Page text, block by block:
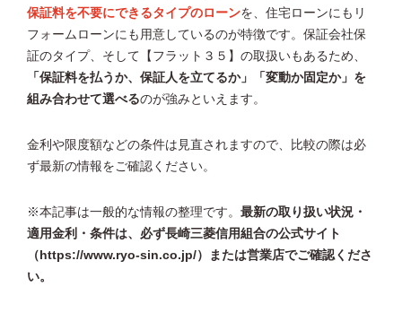
保証料を不要にできるタイプのローンを、住宅ローンにもリ
フォームローンにも用意しているのが特徴です。保証会社保
証のタイプ、そして【フラット３５】の取扱いもあるため、
「保証料を払うか、保証人を立てるか」「変動か固定か」を
組み合わせて選べるのが強みといえます。
金利や限度額などの条件は見直されますので、比較の際は必
ず最新の情報をご確認ください。
※本記事は一般的な情報の整理です。 最新の取り扱い状況・
適用金利・条件は、必ず長崎三菱信用組合の公式サイト
（https://www.ryo-sin.co.jp/）または営業店でご確認くださ
い。